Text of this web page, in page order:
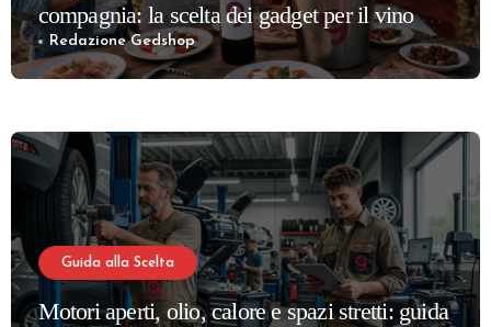
compagnia: la scelta dei gadget per il vino più
apprezzati per la tua cantina
Redazione Gedshop
Guida alla Scelta
Motori aperti, olio, calore e spazi stretti: guida